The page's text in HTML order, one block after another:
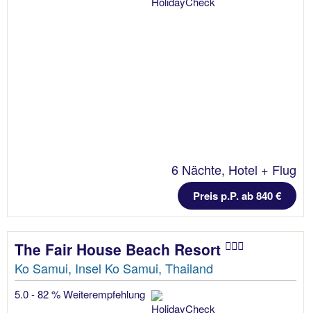
6 Nächte, Hotel + Flug
Preis p.P. ab 840 €
The Fair House Beach Resort
Ko Samui, Insel Ko Samui, Thailand
5.0 - 82 % Weiterempfehlung